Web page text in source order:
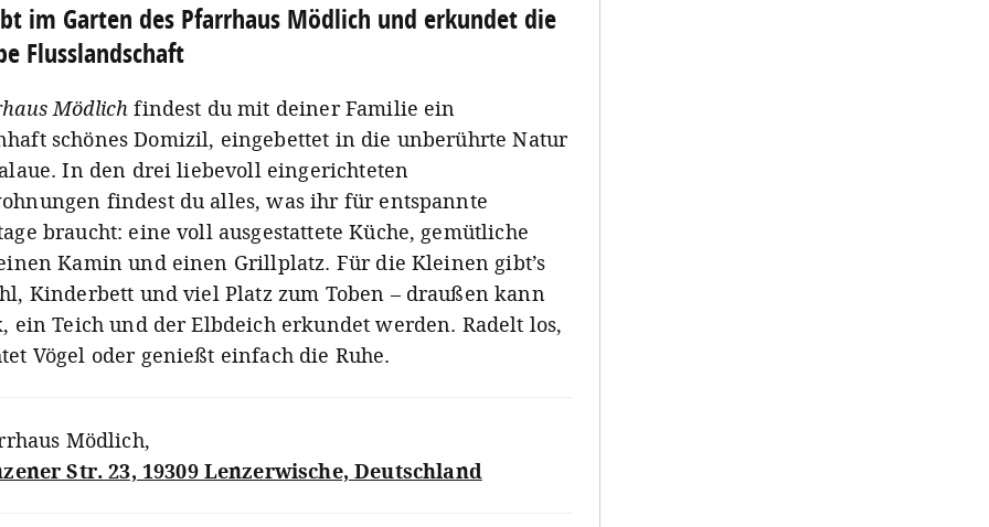
im Garten des Pfarrhaus Mödlich und erkundet die
Flusslandschaft
Mödlich findest du mit deiner Familie ein
schönes Domizil, eingebettet in die unberührte Natur
In den drei liebevoll eingerichteten
findest du alles, was ihr für entspannte
braucht: eine voll ausgestattete Küche, gemütliche
Kamin und einen Grillplatz. Für die Kleinen gibt’s
Kinderbett und viel Platz zum Toben – draußen kann
ein Teich und der Elbdeich erkundet werden. Radelt los,
Vögel oder genießt einfach die Ruhe.
Mödlich,
Str. 23, 19309 Lenzerwische, Deutschland